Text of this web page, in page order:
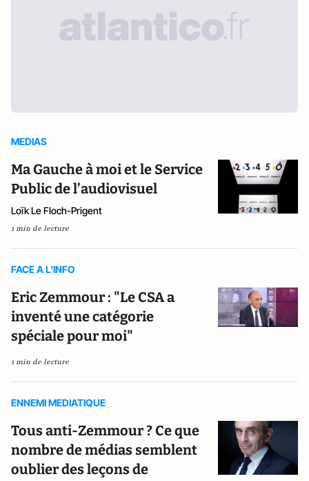
MEDIAS
Ma Gauche à moi et le Service
Public de l’audiovisuel
Loïk Le Floch-Prigent
1 min de lecture
FACE A L'INFO
Eric Zemmour : "Le CSA a
inventé une catégorie
spéciale pour moi"
1 min de lecture
ENNEMI MEDIATIQUE
Tous anti-Zemmour ? Ce que
nombre de médias semblent
oublier des leçons de